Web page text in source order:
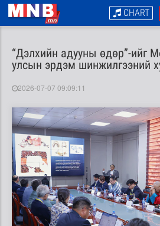
CHART
“Дэлхийн адууны өдөр”-ийг
улсын эрдэм шинжилгээний
2026-07-07 09:09:11